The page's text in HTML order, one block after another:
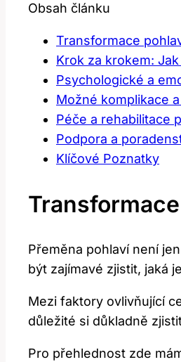
Obsah článku
Transformace
Krok za krokem:
Psychologické a
Možné komplikace
Péče a rehabilitace
Podpora a
Klíčové Poznatky
Přeměna pohlaví není
být zajímavé zjistit, jaká
Mezi faktory ovlivňující
důležité si důkladně
Pro přehlednost zde